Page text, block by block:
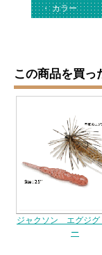
・ カラー
この商品を買っ
ジャクソン エグジグ
ー